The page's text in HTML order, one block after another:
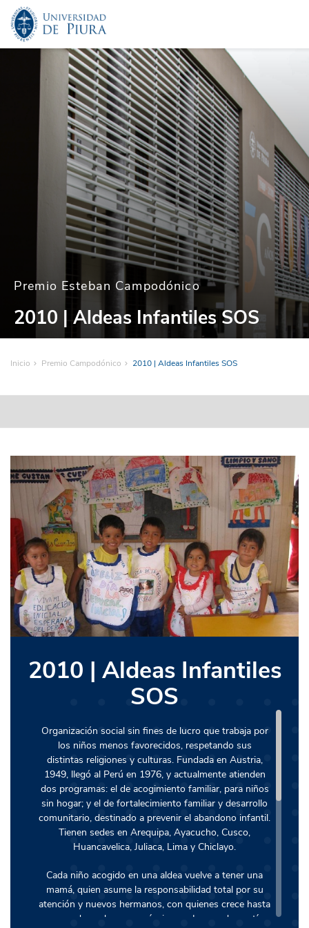
Premio Esteban Campodónico
2010 | Aldeas Infantiles SOS
Inicio Premio Campodónico 2010 | Aldeas Infantiles SOS
2010 | Aldeas Infantiles
SOS
Organización social sin fines de lucro que trabaja por
los niños menos favorecidos, respetando sus
distintas religiones y culturas. Fundada en Austria,
1949, llegó al Perú en 1976, y actualmente atienden
dos programas: el de acogimiento familiar, para niños
sin hogar; y el de fortalecimiento familiar y desarrollo
comunitario, destinado a prevenir el abandono infantil.
Tienen sedes en Arequipa, Ayacucho, Cusco,
Huancavelica, Juliaca, Lima y Chiclayo.
Cada niño acogido en una aldea vuelve a tener una
mamá, quien asume la responsabilidad total por su
atención y nuevos hermanos, con quienes crece hasta
que pueden valerse por sí mismos. Las madres y tías